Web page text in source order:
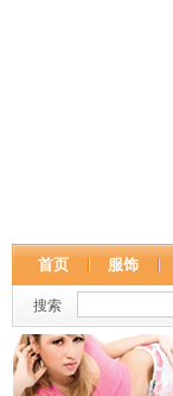
首页 服饰
搜索